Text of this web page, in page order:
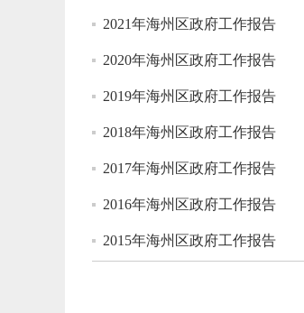
2021年海州区政府工作报告
2020年海州区政府工作报告
2019年海州区政府工作报告
2018年海州区政府工作报告
2017年海州区政府工作报告
2016年海州区政府工作报告
2015年海州区政府工作报告